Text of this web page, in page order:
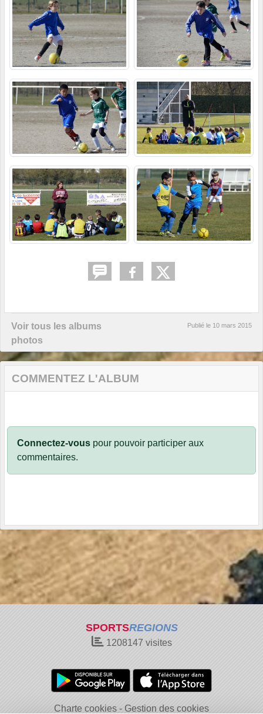
Voir tous les albums
photos
Publié le 10 mars 2015
COMMENTEZ L'ALBUM
Connectez-vous pour pouvoir participer aux
commentaires.
SPORTSREGIONS
1208147 visites
Charte cookies Gestion des cookies